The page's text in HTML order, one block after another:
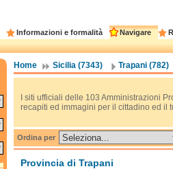
Informazioni e formalità Navigare
Home Sicilia (7343) Trapani (782)
I siti ufficiali delle 103 Amministrazioni
recapiti ed immagini per il cittadino ed il
Ordina per
Provincia di Trapani